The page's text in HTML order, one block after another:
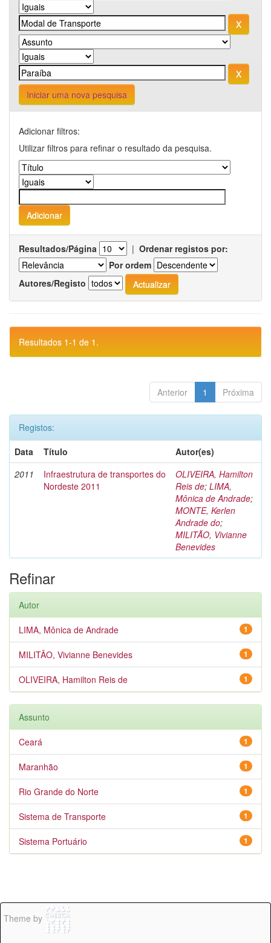
Iniciar uma nova pesquisa
Adicionar filtros:
Utilizar filtros para refinar o resultado da pesquisa.
Resultados/Página | Ordenar registos por:
Por ordem
Autores/Registo
Resultados 1-1 de 1.
Anterior 1 Próxima
Registos:
Data
Título
Autor(es)
2011
Infraestrutura de transportes do
Nordeste 2011
OLIVEIRA, Hamilton
Reis de; LIMA,
Mônica de Andrade;
MONTE, Kerlen
Andrade do;
MILITÃO, Vivianne
Benevides
Refinar
Autor
1
LIMA, Mônica de Andrade
1
MILITÃO, Vivianne Benevides
1
OLIVEIRA, Hamilton Reis de
Assunto
1
Ceará
1
Maranhão
1
Rio Grande do Norte
1
Sistema de Transporte
1
Sistema Portuário
Theme by